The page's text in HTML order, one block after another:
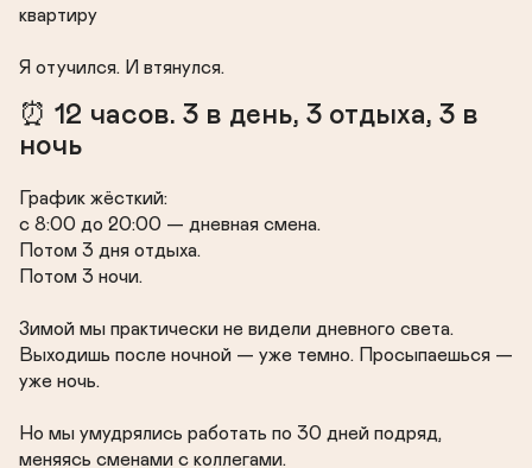
квартиру
Я отучился. И втянулся.
⏰ 12 часов. 3 в день, 3 отдыха, 3 в
ночь
График жёсткий:
с 8:00 до 20:00 — дневная смена.
Потом 3 дня отдыха.
Потом 3 ночи.
Зимой мы практически не видели дневного света.
Выходишь после ночной — уже темно. Просыпаешься —
уже ночь.
Но мы умудрялись работать по 30 дней подряд,
меняясь сменами с коллегами.